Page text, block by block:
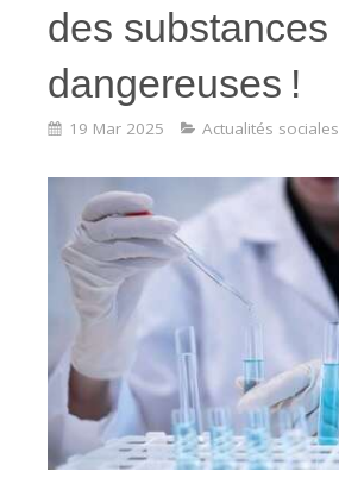
des substances
dangereuses !
19 Mar 2025 Actualités sociales